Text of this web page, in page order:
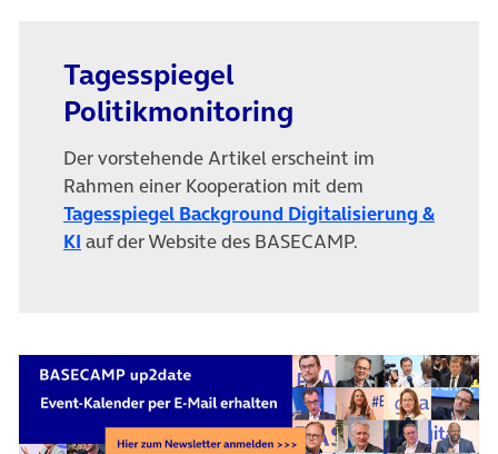
Tagesspiegel
Politikmonitoring
Der vorstehende Artikel erscheint im
Rahmen einer Kooperation mit dem
Tagesspiegel Background Digitalisierung &
KI (öffnet in neuem Tab)
auf der Website des BASECAMP.